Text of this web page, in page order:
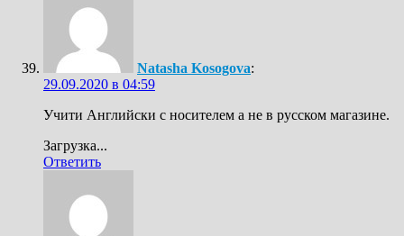
Natasha Kosogova:
29.09.2020 в 04:59
Учити Английски с носителем а не в русском магазине.
Загрузка...
Ответить